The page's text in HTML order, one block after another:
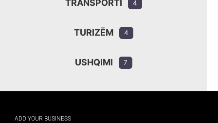
TRANSPORTI 4
TURIZËM 4
USHQIMI 7
ADD YOUR BUSINESS